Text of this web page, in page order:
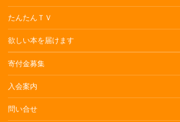
たんたんＴＶ
欲しい本を届けます
寄付金募集
入会案内
問い合せ